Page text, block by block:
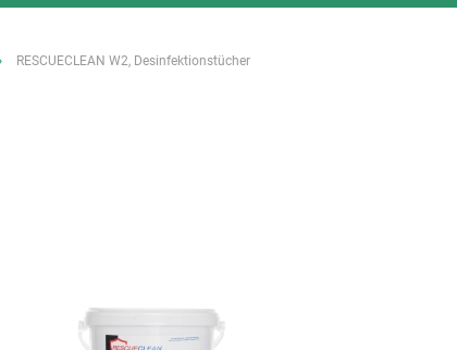
RESCUECLEAN W2, Desinfektionstücher